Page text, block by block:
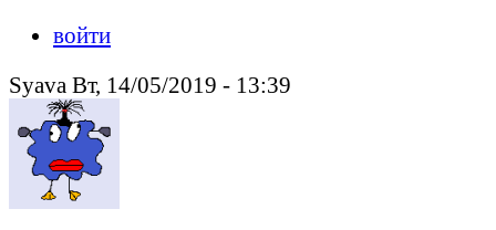
войти
Syava Вт, 14/05/2019 - 13:39